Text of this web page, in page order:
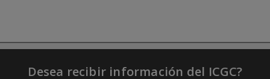
Desea recibir información del ICGC?